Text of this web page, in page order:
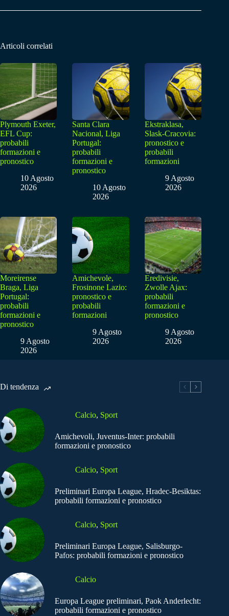
Articoli correlati
Plymouth Exeter,
EFL Cup:
probabili
formazioni e
pronostico
10 Agosto
2026
Santa Clara
Nacional, Liga
Portugal:
probabili
formazioni e
pronostico
10 Agosto
2026
Ekstraklasa,
Slask-Cracovia:
pronostico e
probabili
formazioni
9 Agosto
2026
Moreirense
Braga, Liga
Portugal:
probabili
formazioni e
pronostico
9 Agosto
2026
Amichevole,
Frosinone Lazio:
pronostico e
probabili
formazioni
9 Agosto
2026
Eredivisie,
Zwolle Ajax:
probabili
formazioni e
pronostico
9 Agosto
2026
Di tendenza
Calcio, Sport
Amichevoli, Juventus-Inter: probabili
formazioni e pronostico
Calcio, Sport
Preliminari Europa League, Hradec-Besiktas:
probabili formazioni e pronostico
Calcio, Sport
Preliminari Europa League, Salisburgo-
Pafos: probabili formazioni e pronostico
Calcio
Europa League preliminari, Paok Anderlecht:
probabili formazioni e pronostico